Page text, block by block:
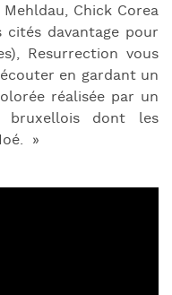
Chick Corea
cités davantage pour
Resurrection vous
en gardant un
réalisée par un
bruxellois dont les
»